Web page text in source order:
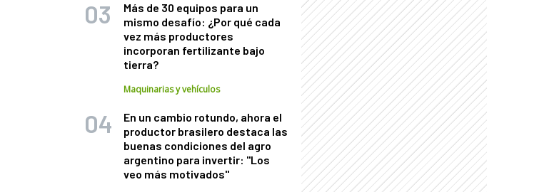
Más de 30 equipos para un
mismo desafío: ¿Por qué cada
vez más productores
incorporan fertilizante bajo
tierra?
Maquinarias y vehículos
En un cambio rotundo, ahora el
productor brasilero destaca las
buenas condiciones del agro
argentino para invertir: "Los
veo más motivados"